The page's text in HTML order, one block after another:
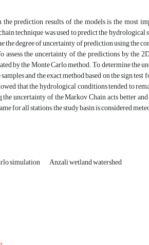
prediction results of the models is the most
technique was used to predict the
the degree of uncertainty of prediction using the
the uncertainty of the predictions by the
by the Monte Carlo method. To determine
and the exact method based on the sign
that the hydrological conditions tended to
the uncertainty of the Markov Chain acts better,
for all stations, the study basin is considered
simulation Anzali wetland watershed